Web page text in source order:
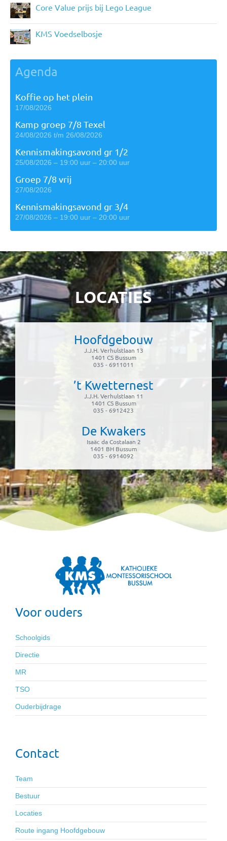
Core Value prijs bij Lego League
KMS Voedselbosje
Agenda
Koffie op het plein
17/08/2026
Kamp groep 7/8 Texel
24/08/2026 t/m 26/08/2026
Kennismakingsavond gr 1/2
25/08/2026 – 19:00 uur – 20:00 uur
Groep 7/8 vrij
27/08/2026
Kennismakingsavond gr 3/4
27/08/2026 – 19:00 uur – 20:00 uur
LOCATIES
Hoofdgebouw
J.J.H. Verhulstlaan 13
1401 CS Bussum
035 - 6911011
’t Kwetternest
J.J.H. Verhulstlaan 11
1401 CS Bussum
035 - 6912423
De Kwakers
Isaäc da Costalaan 2
1401 BH Bussum
035 - 6914092
Voor ouders
Schoolgids
Directie
MR
TSO
Ouderbijdrage
Contact
Team
Bestuur
Locaties
Route ingang Hoofdgebouw